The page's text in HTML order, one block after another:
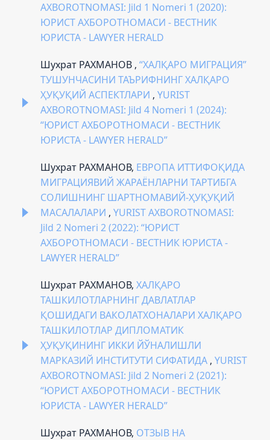
AXBOROTNOMASI: Jild 1 Nomeri 1 (2020):
ЮРИСТ АХБОРОТНОМАСИ - ВЕСТНИК
ЮРИСТА - LAWYER HERALD
Шухрат РАХМАНОВ , “ХАЛҚАРО МИГРАЦИЯ”
ТУШУНЧАСИНИ ТАЪРИФНИНГ ХАЛҚАРО
ҲУҚУҚИЙ АСПЕКТЛАРИ , YURIST
AXBOROTNOMASI: Jild 4 Nomeri 1 (2024):
“ЮРИСТ АХБОРОТНОМАСИ - ВЕСТНИК
ЮРИСТА - LAWYER HERALD”
Шухрат РАХМАНОВ, ЕВРОПА ИТТИФОҚИДА
МИГРАЦИЯВИЙ ЖАРАЁНЛАРНИ ТАРТИБГА
СОЛИШНИНГ ШАРТНОМАВИЙ-ҲУҚУҚИЙ
МАСАЛАЛАРИ , YURIST AXBOROTNOMASI:
Jild 2 Nomeri 2 (2022): “ЮРИСТ
АХБОРОТНОМАСИ - ВЕСТНИК ЮРИСТА -
LAWYER HERALD”
Шухрат РАХМАНОВ, ХАЛҚАРО
ТАШКИЛОТЛАРНИНГ ДАВЛАТЛАР
ҚОШИДАГИ ВАКОЛАТХОНАЛАРИ ХАЛҚАРО
ТАШКИЛОТЛАР ДИПЛОМАТИК
ҲУҚУҚИНИНГ ИККИ ЙЎНАЛИШЛИ
МАРКАЗИЙ ИНСТИТУТИ СИФАТИДА , YURIST
AXBOROTNOMASI: Jild 2 Nomeri 2 (2021):
“ЮРИСТ АХБОРОТНОМАСИ - ВЕСТНИК
ЮРИСТА - LAWYER HERALD”
Шухрат РАХМАНОВ, ОТЗЫВ НА